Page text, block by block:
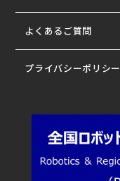
よくあるご質問
プライバシーポリシー